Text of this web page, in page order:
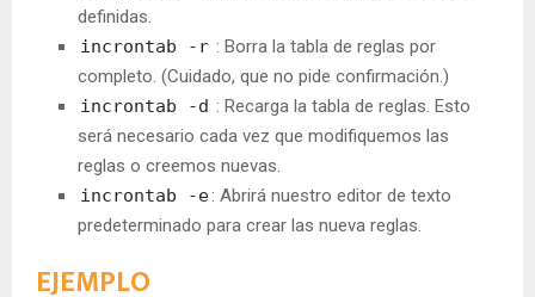
definidas.
incrontab -r : Borra la tabla de reglas por
completo. (Cuidado, que no pide confirmación.)
incrontab -d : Recarga la tabla de reglas. Esto
será necesario cada vez que modifiquemos las
reglas o creemos nuevas.
incrontab -e: Abrirá nuestro editor de texto
predeterminado para crear las nueva reglas.
EJEMPLO